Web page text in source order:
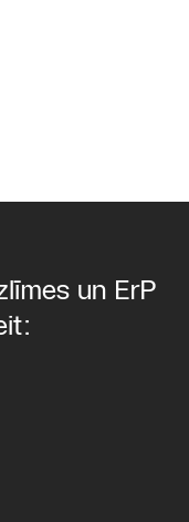
un ErP